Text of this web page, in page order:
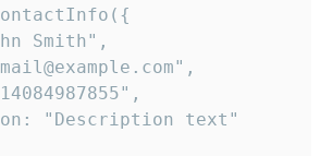
Smith",
"Description text"